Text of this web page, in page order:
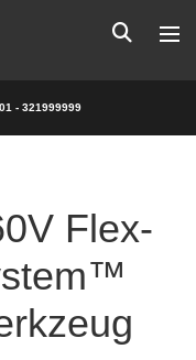
- 321999999
Flex-